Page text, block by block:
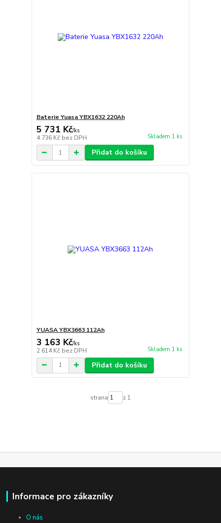
Baterie Yuasa YBX1632 220Ah
5 731 Kč/ks
4 736 Kč bez DPH Skladem 1 ks
Přidat do košíku
YUASA YBX3663 112Ah
3 163 Kč/ks
2 614 Kč bez DPH Skladem 1 ks
Přidat do košíku
strana z 1
Informace pro zákazníky
O nás